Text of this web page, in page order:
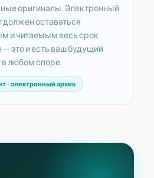
оригиналы. Электронный
должен оставаться
и читаемым весь срок
— это и есть ваш будущий
любом споре.
· электронный архив